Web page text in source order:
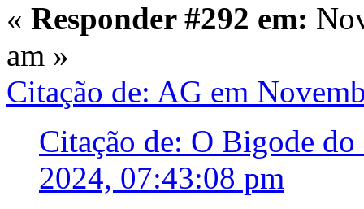
« Responder #292 em:
am »
Citação de: AG em
Citação de: O Bigode
2024, 07:43:08 pm